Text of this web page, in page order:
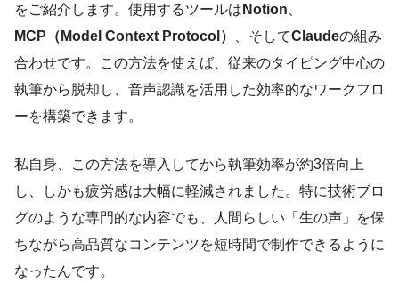
をご紹介します。使用するツールは Notion
MCP（Model Context Protocol）
、そしてClaudeの組み
合わせです。この方法を使えば、従来のタイピング中心の
執筆から脱却し、音声認識を活用した効率的なワークフロ
ーを構築できます。
私自身、この方法を導入してから執筆効率が約3倍向上
し、しかも疲労感は大幅に軽減されました。特に技術ブロ
グのような専門的な内容でも、人間らしい「生の声」を保
ちながら高品質なコンテンツを短時間で制作できるように
なったんです。